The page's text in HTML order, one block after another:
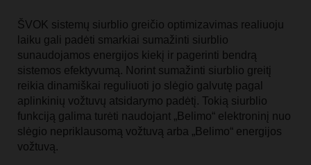
ŠVOK sistemų siurblio greičio optimizavimas realiuoju
laiku gali padėti smarkiai sumažinti siurblio
sunaudojamos energijos kiekį ir pagerinti bendrą
sistemos efektyvumą. Norint sumažinti siurblio greitį
reikia dinamiškai reguliuoti jo slėgio galvutę pagal
aplinkinių vožtuvų atsidarymo padėtį. Tokią siurblio
funkciją galima turėti naudojant „Belimo“ elektroninį nuo
slėgio nepriklausomą vožtuvą arba „Belimo“ energijos
vožtuvą.